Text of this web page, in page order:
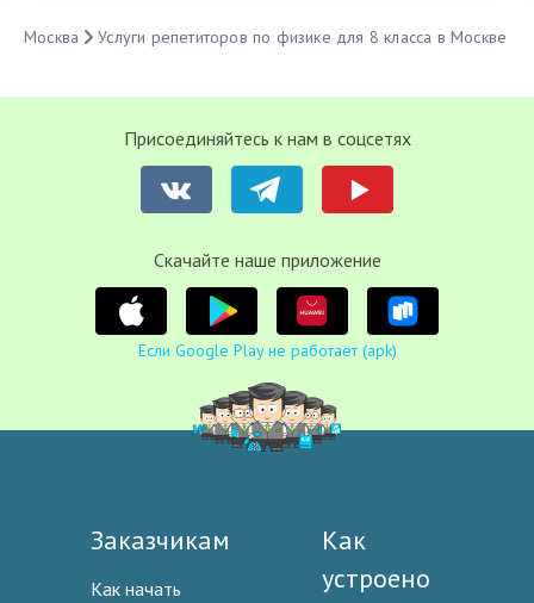
Москва Услуги репетиторов по физике для 8 класса в Москве
Присоединяйтесь к нам в соцсетях
Cкачайте наше приложение
Если Google Play не работает (apk)
Заказчикам
Как начать
Как
устроено